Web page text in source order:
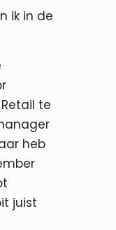
ik in de
te
heb
juist